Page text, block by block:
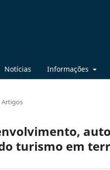
Notícias Informações
Artigos
turismo em